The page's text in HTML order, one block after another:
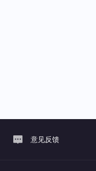
意见反馈